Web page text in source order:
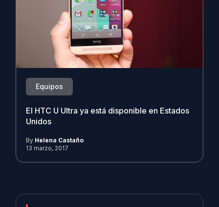
Equipos
El HTC U Ultra ya está disponible en Estados
Unidos
By Helena Castaño
13 marzo, 2017